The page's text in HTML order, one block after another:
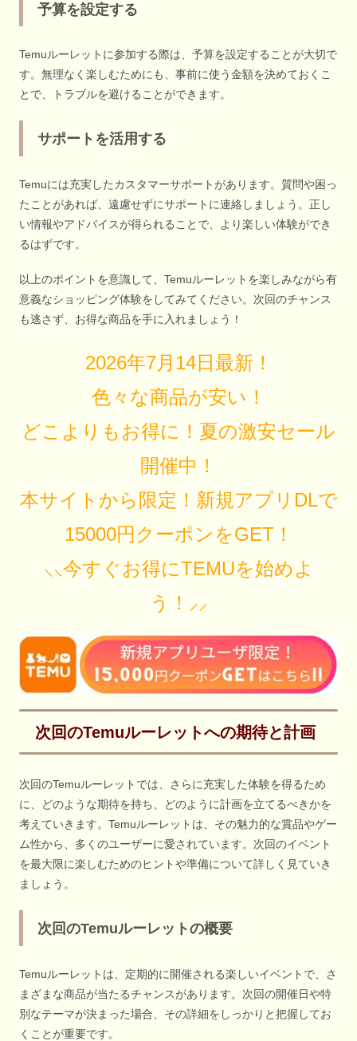
予算を設定する
Temuルーレットに参加する際は、予算を設定することが大切で
す。無理なく楽しむためにも、事前に使う金額を決めておくこ
とで、トラブルを避けることができます。
サポートを活用する
Temuには充実したカスタマーサポートがあります。質問や困っ
たことがあれば、遠慮せずにサポートに連絡しましょう。正し
い情報やアドバイスが得られることで、より楽しい体験ができ
るはずです。
以上のポイントを意識して、Temuルーレットを楽しみながら有
意義なショッピング体験をしてみてください。次回のチャンス
も逃さず、お得な商品を手に入れましょう！
2026年7月14日最新！
色々な商品が安い！
どこよりもお得に！夏の激安セール
開催中！
本サイトから限定！新規アプリDLで
15000円クーポンをGET！
⸜⸜今すぐお得にTEMUを始めよ
う！⸝⸝
次回のTemuルーレットへの期待と計画
次回のTemuルーレットでは、さらに充実した体験を得るため
に、どのような期待を持ち、どのように計画を立てるべきかを
考えていきます。Temuルーレットは、その魅力的な賞品やゲー
ム性から、多くのユーザーに愛されています。次回のイベント
を最大限に楽しむためのヒントや準備について詳しく見ていき
ましょう。
次回のTemuルーレットの概要
Temuルーレットは、定期的に開催される楽しいイベントで、さ
まざまな商品が当たるチャンスがあります。次回の開催日や特
別なテーマが決まった場合、その詳細をしっかりと把握してお
くことが重要です。